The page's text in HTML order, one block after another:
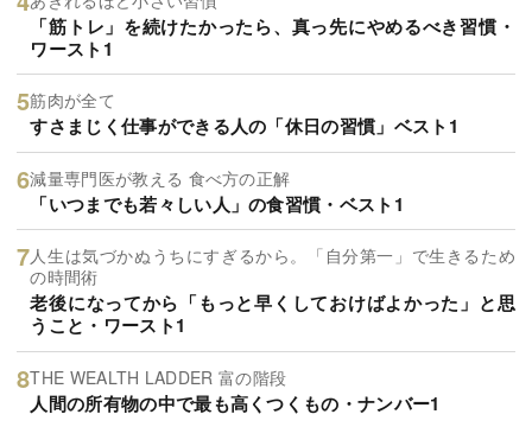
「筋トレ」を続けたかったら、真っ先にやめるべき習慣・
ワースト1
筋肉が全て
すさまじく仕事ができる人の「休日の習慣」ベスト1
減量専門医が教える 食べ方の正解
「いつまでも若々しい人」の食習慣・ベスト1
人生は気づかぬうちにすぎるから。「自分第一」で生きるため
の時間術
老後になってから「もっと早くしておけばよかった」と思
うこと・ワースト1
THE WEALTH LADDER 富の階段
人間の所有物の中で最も高くつくもの・ナンバー1